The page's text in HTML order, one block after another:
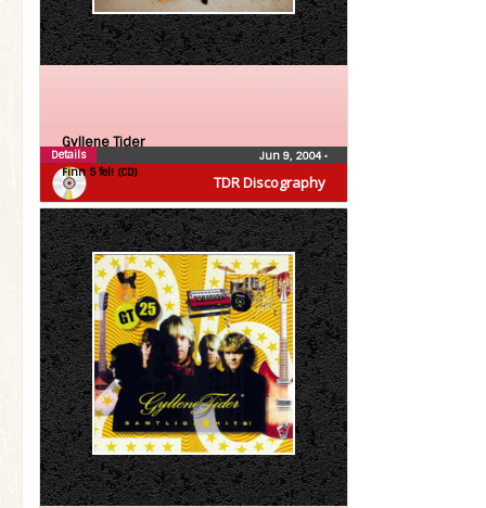
TDR Discography
Gyllene Tider
Finn 5 fel! (CD)
Jun 9, 2004•
Details